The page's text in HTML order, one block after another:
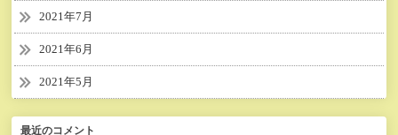
2021年7月
2021年6月
2021年5月
最近のコメント